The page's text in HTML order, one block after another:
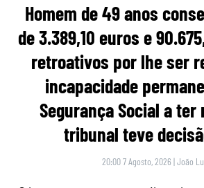
Homem de 49 anos
de 3.389,10 euros e
retroativos por lhe ser
incapacidade
Segurança Social a ter
tribunal teve
20:00 7 Agosto, 2026 |João